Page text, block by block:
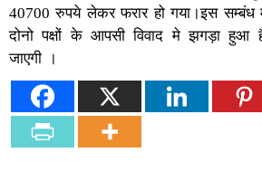
40700 रुपये लेकर फरार हो गया।इस सम्बंध
दोनो पक्षों के आपसी विवाद मे झगड़ा हुआ
जाएगी ।